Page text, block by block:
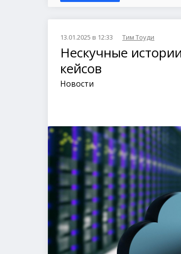
13.01.2025 в 12:33 Тим Тоуди
Нескучные
кейсов
Новости